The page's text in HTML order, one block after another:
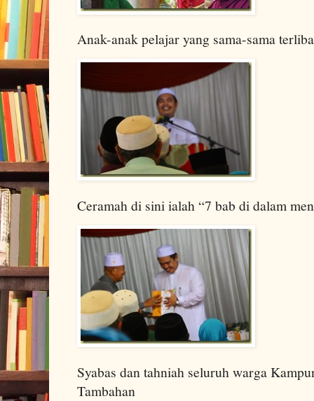
Anak-anak pelajar yang sama-sama
Ceramah di sini ialah “7 bab di dalam
Syabas dan tahniah seluruh warga
Tambahan